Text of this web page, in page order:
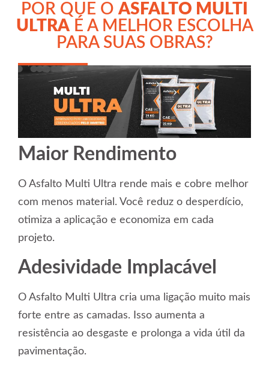
POR QUE O ASFALTO MULTI
ULTRAÉ A MELHOR ESCOLHA
PARA SUAS OBRAS?
Maior Rendimento
O Asfalto Multi Ultra rende mais e cobre melhor
com menos material. Você reduz o desperdício,
otimiza a aplicação e economiza em cada
projeto.
Adesividade Implacável
O Asfalto Multi Ultra cria uma ligação muito mais
forte entre as camadas. Isso aumenta a
resistência ao desgaste e prolonga a vida útil da
pavimentação.